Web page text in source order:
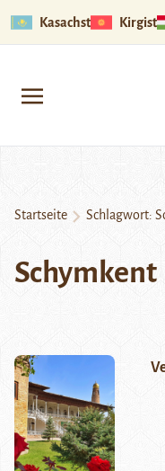
Kasachstan
Startseite Schlagwort:
Schymkent